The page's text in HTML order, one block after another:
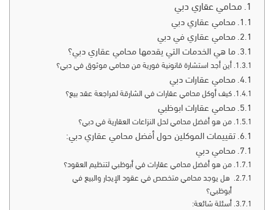
محامي عقاري دبي
محامي عقاري دبي
محامي عقاري في دبي
ما هي الخدمات التي يقدمها محامي عقاري دبي؟
أين أجد استشارة قانونية فورية من محامي موثوق في دبي؟
محامي عقارات دبي
كيف أوكل محامي عقارات في الشارقة لمراجعة عقد بيع؟
محامي عقارات ابوظبي
من هو أفضل محامي لحل النزاعات العقارية في دبي؟
تقييمات الموكلين حول أفضل محامي عقاري دبي:
محامي دبي
من هو أفضل محامي عقارات في أبوظبي لتنظيم العقود؟
هل يوجد محامي متخصص في عقود الإيجار والبيع في
أبوظبي؟
أسئلة شائعة: